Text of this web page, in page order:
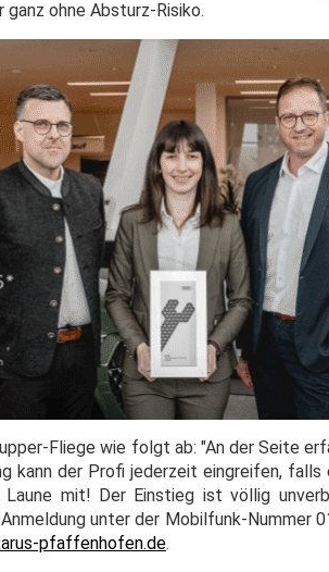
ohne Absturz-Risiko.
Fliege wie folgt ab: "An der Seite
kann der Profi jederzeit eingreifen,
mit! Der Einstieg ist völlig
unter der Mobilfunk-Nummer
pfaffenhofen.de.